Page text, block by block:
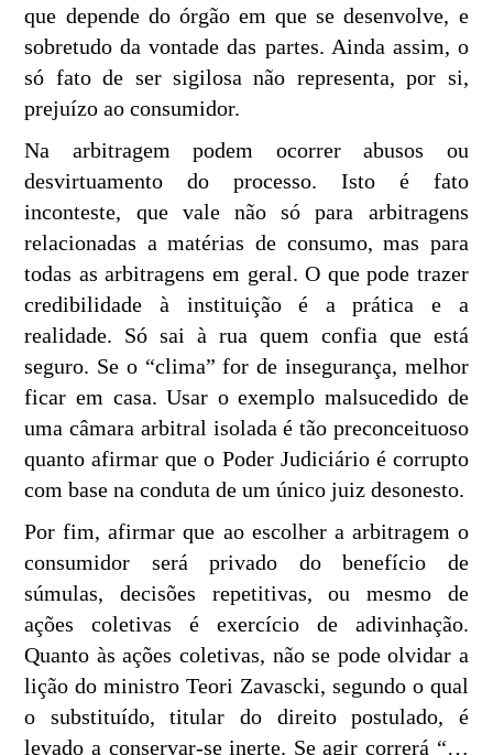
que depende do órgão em que se desenvolve, e
sobretudo da vontade das partes. Ainda assim, o
só fato de ser sigilosa não representa, por si,
prejuízo ao consumidor.
Na arbitragem podem ocorrer abusos ou
desvirtuamento do processo. Isto é fato
inconteste, que vale não só para arbitragens
relacionadas a matérias de consumo, mas para
todas as arbitragens em geral. O que pode trazer
credibilidade à instituição é a prática e a
realidade. Só sai à rua quem confia que está
seguro. Se o “clima” for de insegurança, melhor
ficar em casa. Usar o exemplo malsucedido de
uma câmara arbitral isolada é tão preconceituoso
quanto afirmar que o Poder Judiciário é corrupto
com base na conduta de um único juiz desonesto.
Por fim, afirmar que ao escolher a arbitragem o
consumidor será privado do benefício de
súmulas, decisões repetitivas, ou mesmo de
ações coletivas é exercício de adivinhação.
Quanto às ações coletivas, não se pode olvidar a
lição do ministro Teori Zavascki, segundo o qual
o substituído, titular do direito postulado, é
levado a conservar-se inerte. Se agir correrá “…